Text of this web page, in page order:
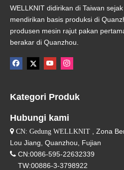
WELLKNIT didirikan di Taiwan
mendirikan basis produksi di
produsen mesin rajut pakan
berakar di Quanzhou.
Kategori Produk
Hubungi kami
 CN: Gedung WELLKNIT , Zona
Lou Jiang, Quanzhou, Fujian
 CN:0086-595-22632339
TW:00886-3-3798922